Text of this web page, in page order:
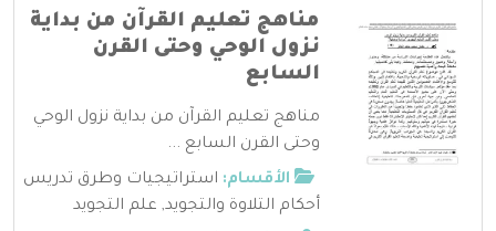
مناهج تعليم القرآن من بداية
نزول الوحي وحتى القرن
السابع
مناهج تعليم القرآن من بداية نزول الوحي
وحتى القرن السابع ...
الأقسام: استراتيجيات وطرق تدريس
أحكام التلاوة والتجويد, علم التجويد